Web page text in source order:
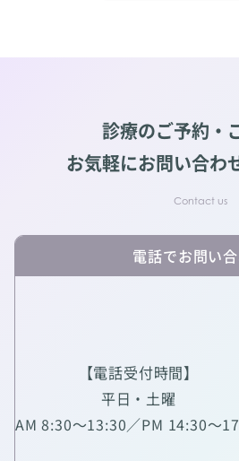
診療のご予約・
お気軽にお問い合わ
電話でお問い
【電話受付時間】
平日・土曜
AM 8:30～13:30／PM 14:30～